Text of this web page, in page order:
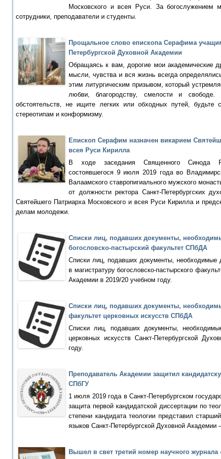
Московского и всея Руси. За богослужением
сотрудники, преподаватели и студенты.
Прощальное слово епископа Серафима
Петербургской Духовной Академии
Обращаясь к вам, дорогие мои академические
мысли, чувства и вся жизнь всегда
этим литургическим призывом, который
любви, благородству, смелости и свободе.
обстоятельств, не ищите легких или обходных путей, будьте
стереотипам и конформизму.
Епископ Серафим назначен викарием
всея Руси Кирилла
В ходе заседания Священного Синода
состоявшегося 9 июля 2019 года во
Валаамского ставропигиального мужского
от должности ректора Санкт-Петербургских
Святейшего Патриарха Московского и всея Руси Кирилла и
делам молодежи.
Списки лиц, подавших документы,
богословско-пастырский факультет СПбДА
Списки лиц, подавших документы, необходимые
в магистратуру богословско-пастырского
Академии в 2019/20 учебном году.
Списки лиц, подавших документы,
факультет церковных искусств СПбДА
Списки лиц, подавших документы,
церковных искусств Санкт-Петербургской
году.
Преподаватель Академии защитил
СПбГУ
1 июля 2019 года в Санкт-Петербургском
защита первой кандидатской диссертации по
степени кандидата теологии представил
языков Санкт-Петербургской Духовной
Вышел в свет третий номер научного журнала